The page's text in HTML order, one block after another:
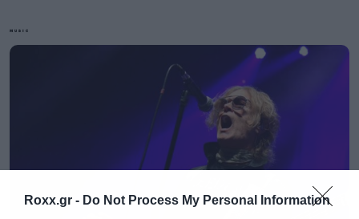
Roxx.gr - Do Not Process My Personal Information
crowded clubστο κέντρο της
MUSIC